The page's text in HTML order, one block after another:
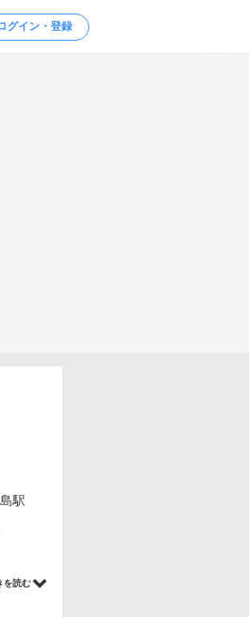
グイン・登録
駅
を読む